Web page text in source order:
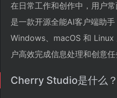
在日常工作和创作中，用户
是一款开源全能AI客户端助
Windows、macOS 和 Linux
户高效完成信息处理和创意
Cherry Studio是什么